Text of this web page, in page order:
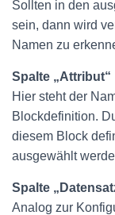
Sollten in den
sein, dann wird
Namen zu
Spalte „Attribut“
Hier steht der
Blockdefinition.
diesem Block
ausgewählt
Spalte
Analog zur